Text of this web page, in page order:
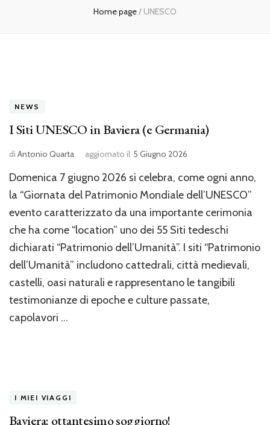
Home page/ UNESCO
NEWS
I Siti UNESCO in Baviera (e Germania)
di Antonio Quarta aggiornato il 5 Giugno 2026
Domenica 7 giugno 2026 si celebra, come ogni anno,
la “Giornata del Patrimonio Mondiale dell’UNESCO”
evento caratterizzato da una importante cerimonia
che ha come “location” uno dei 55 Siti tedeschi
dichiarati “Patrimonio dell’Umanità”. I siti “Patrimonio
dell’Umanità” includono cattedrali, città medievali,
castelli, oasi naturali e rappresentano le tangibili
testimonianze di epoche e culture passate,
capolavori …
I MIEI VIAGGI
Baviera: ottantesimo soggiorno!